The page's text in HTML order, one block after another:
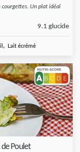
courgettes. Un plat idéal
9.1 glucide
, Lait écrémé
de Poulet